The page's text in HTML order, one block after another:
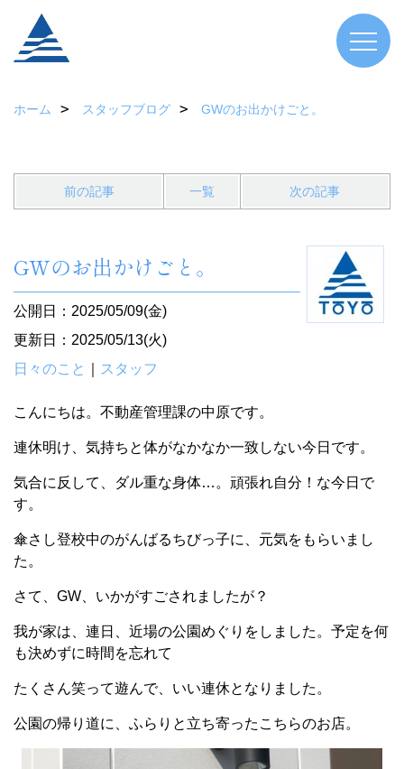
ホーム スタッフブログ GWのお出かけごと。
前の記事 一覧 次の記事
GWのお出かけごと。
公開日：2025/05/09(金)
更新日：2025/05/13(火)
日々のこと
スタッフ
こんにちは。不動産管理課の中原です。
連休明け、気持ちと体がなかなか一致しない今日です。
気合に反して、ダル重な身体…。頑張れ自分！な今日で
す。
傘さし登校中のがんばるちびっ子に、元気をもらいまし
た。
さて、GW、いかがすごされましたが？
我が家は、連日、近場の公園めぐりをしました。予定を何
も決めずに時間を忘れて
たくさん笑って遊んで、いい連休となりました。
公園の帰り道に、ふらりと立ち寄ったこちらのお店。